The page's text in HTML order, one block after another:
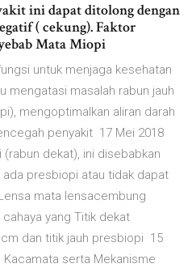
ini dapat ditolong dengan
( cekung). Faktor
Mata Miopi
untuk menjaga kesehatan
mengatasi masalah rabun jauh
mengoptimalkan aliran darah
penyakit 17 Mei 2018
dekat), ini disebabkan
ada presbiopi atau tidak dapat
mata lensacembung
yang Titik dekat
dan titik jauh presbiopi 15
Kacamata serta Mekanisme